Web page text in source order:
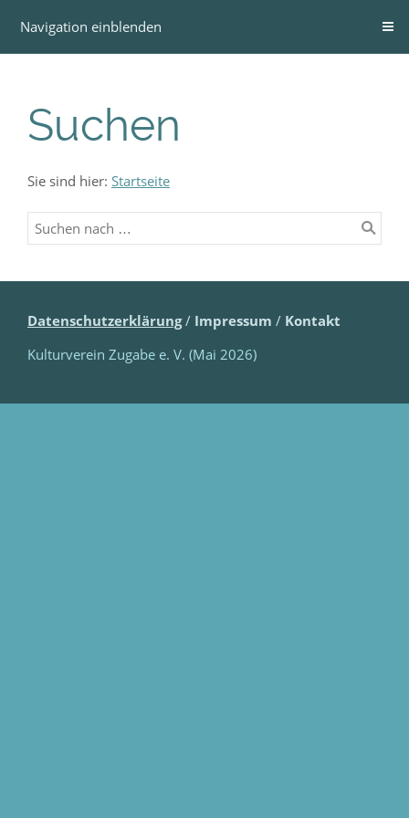
Navigation einblenden
Suchen
Sie sind hier: Startseite
Datenschutzerklärung/ Impressum / Kontakt
Kulturverein Zugabe e. V. (Mai 2026)